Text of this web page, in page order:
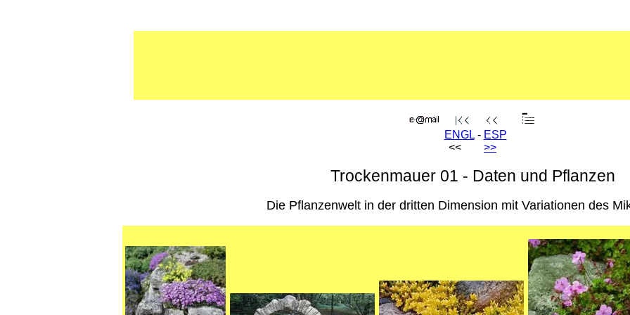
ENGL- ESP
<< >>
Trockenmauer 01 - Daten und Pflanzen
Die Pflanzenwelt in der dritten Dimension mit Variationen des